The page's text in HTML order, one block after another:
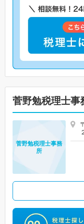
菅野勉税理士事
菅野勉税理士事務
所